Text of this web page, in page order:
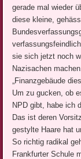
gerade mal wieder
diese kleine,
sie sich jetzt noch
Nazisachen
„Finanzgebäude
Um zu gucken, ob
NPD gibt, habe ich
Das ist deren
gestylte Haare hat
So richtig radikal
Frankfurter Schule